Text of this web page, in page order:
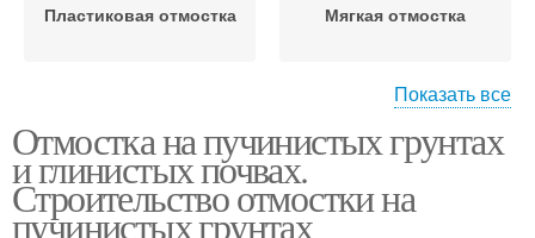
Пластиковая отмостка Мягкая отмостка
Скрытая отмостка
асфальтобетона
Показать все
Отмостка на пучинистых грунтах
и глинистых почвах.
Строительство отмостки на
пучинистых грунтах